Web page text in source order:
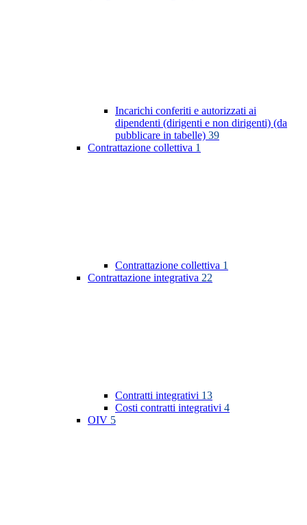
Incarichi conferiti e autorizzati ai
dipendenti (dirigenti e non dirigenti) (da
pubblicare in tabelle) 39
Contrattazione collettiva 1
Contrattazione collettiva 1
Contrattazione integrativa 22
Contratti integrativi 13
Costi contratti integrativi 4
OIV 5